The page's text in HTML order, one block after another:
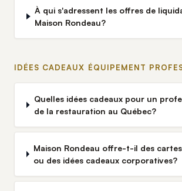
À qui s'adressent les offres de
Maison Rondeau?
IDÉES CADEAUX ÉQUIPEMENT
Quelles idées cadeaux pour un
de la restauration au Québec?
Maison Rondeau offre-t-il des
ou des idées cadeaux corporatives?